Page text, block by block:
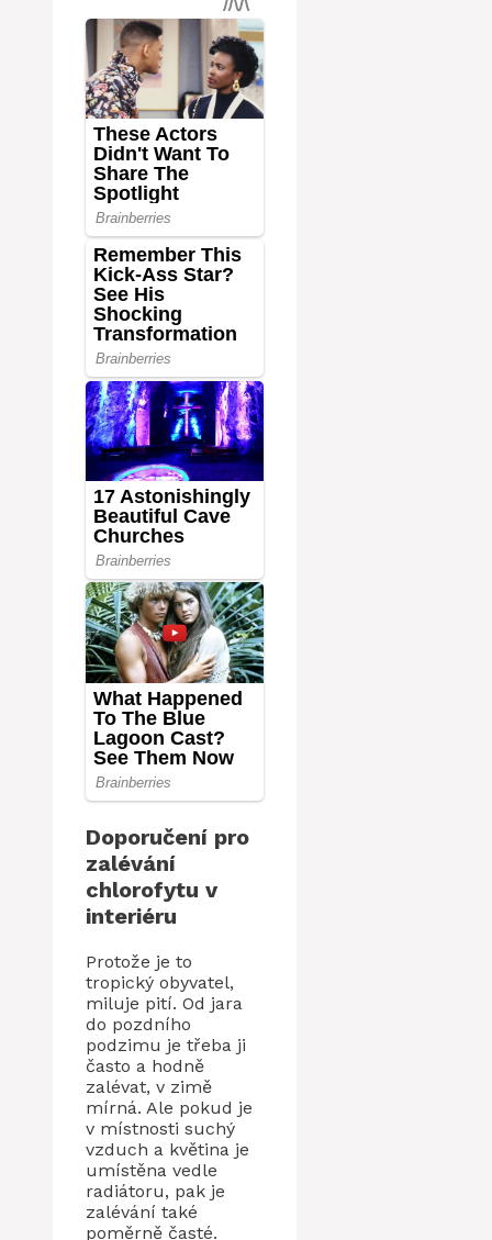
Doporučení pro
zalévání
chlorofytu v
interiéru
Protože je to
tropický obyvatel,
miluje pití. Od jara
do pozdního
podzimu je třeba ji
často a hodně
zalévat, v zimě
mírná. Ale pokud je
v místnosti suchý
vzduch a květina je
umístěna vedle
radiátoru, pak je
zalévání také
poměrně časté.